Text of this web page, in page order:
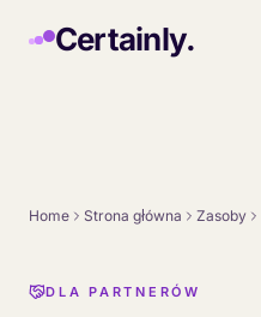
Certainly.
Home Strona główna Zasoby
DLA PARTNERÓW